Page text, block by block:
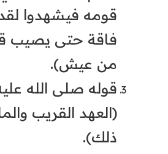
قومه فيشهدوا
فاقة حتى يصيب
من عيش).
قوله صلى الله
(العهد القريب
ذلك).